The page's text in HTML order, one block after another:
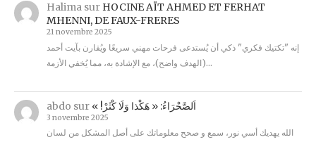
Halimasur HOCINE AÏT AHMED ET FERHAT
MHENNI, DE FAUX-FRERES
21 novembre 2025
إنه "تكتيك فكري" ذكي أن يُستدعى فرحات مهني سريعًا ويُقارن بآيت أحمد
(الهدف واضح)، مع الإشادة به، مما يُخفي الأزمة…
abdo sur « !اَلصَّحْرَاءُ: « هَكْذا وَلَا كْثَرْ
3 novembre 2025
الله يهديك أسي نور، سمع و صحح معلوماتك على أصل المشكل من لسان